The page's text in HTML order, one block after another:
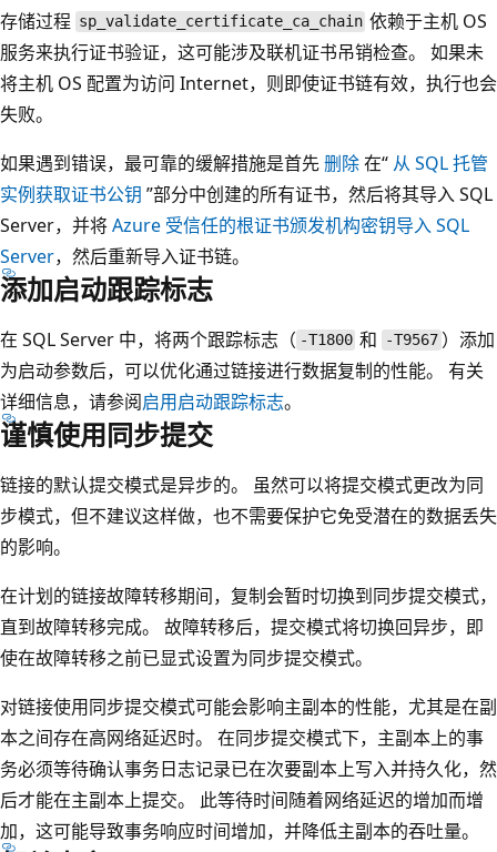
存储过程 sp_validate_certificate_ca_chain 依赖于主机 OS
服务来执行证书验证，这可能涉及联机证书吊销检查。 如果未
将主机 OS 配置为访问 Internet，则即使证书链有效，执行也会
失败。
如果遇到错误，最可靠的缓解措施是首先删除在“ 从 SQL 托管
实例获取证书公钥 ”部分中创建的所有证书，然后将其导入 SQL
Server，并将Azure 受信任的根证书颁发机构密钥导入 SQL
Server，然后重新导入证书链。
添加启动跟踪标志
在 SQL Server 中，将两个跟踪标志（ -T1800 和 -T9567 ）添加
为启动参数后，可以优化通过链接进行数据复制的性能。 有关
详细信息，请参阅启用启动跟踪标志。
谨慎使用同步提交
链接的默认提交模式是异步的。 虽然可以将提交模式更改为同
步模式，但不建议这样做，也不需要保护它免受潜在的数据丢失
的影响。
在计划的链接故障转移期间，复制会暂时切换到同步提交模式，
直到故障转移完成。 故障转移后，提交模式将切换回异步，即
使在故障转移之前已显式设置为同步提交模式。
对链接使用同步提交模式可能会影响主副本的性能，尤其是在副
本之间存在高网络延迟时。 在同步提交模式下，主副本上的事
务必须等待确认事务日志记录已在次要副本上写入并持久化，然
后才能在主副本上提交。 此等待时间随着网络延迟的增加而增
加，这可能导致事务响应时间增加，并降低主副本的吞吐量。